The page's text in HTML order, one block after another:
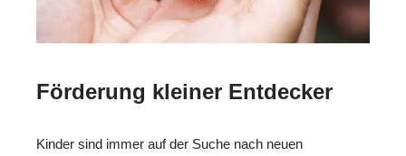
Förderung kleiner Entdecker
Kinder sind immer auf der Suche nach neuen